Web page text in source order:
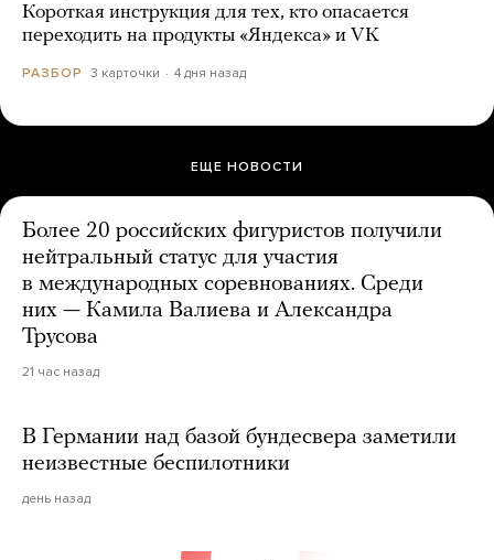
Короткая инструкция для тех, кто опасается
переходить на продукты «Яндекса» и VK
РАЗБОР 3 карточки 4 дня назад
ЕЩЕ НОВОСТИ
Более 20 российских фигуристов получили
нейтральный статус для участия
в международных соревнованиях. Среди
них — Камила Валиева и Александра
Трусова
21 час назад
В Германии над базой бундесвера заметили
неизвестные беспилотники
день назад